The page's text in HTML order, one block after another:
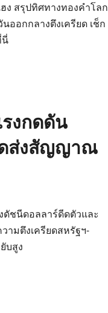
ง สรุปทิศทางทองคำโลก
อกกลางตึงเครียด เช็ก
นี่
งกดดัน
ดส่งสัญญาณ
ดัชนีดอลลาร์ดีดตัวและ
ามตึงเครียดสหรัฐฯ-
บสูง